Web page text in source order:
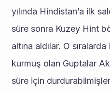
yılında Hindistan’a ilk
süre sonra Kuzey Hint
altına aldılar. O
kurmuş olan Guptalar Ak
süre için